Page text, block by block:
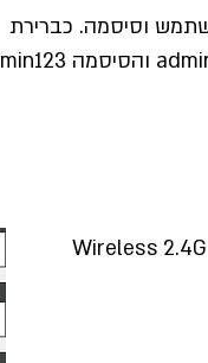
וסיסמה. כברירת